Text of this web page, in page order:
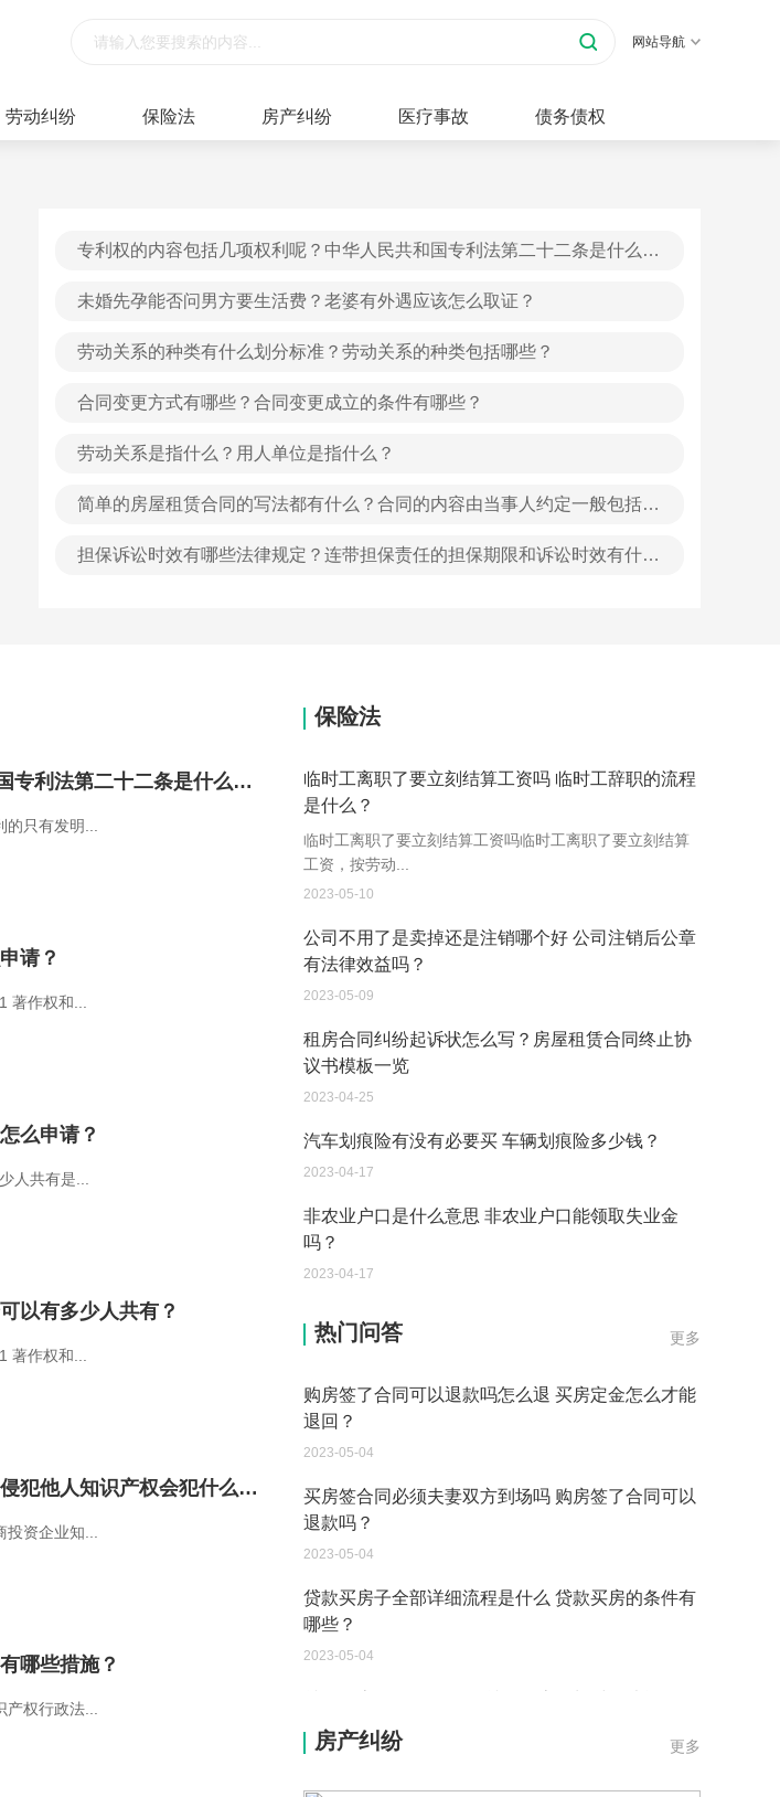
网站导航
劳动纠纷 保险法 房产纠纷 医疗事故 债务债权
未婚先孕能否问男方要生活费？老婆有外遇应该怎么取证？
专利权的内容包括几项权利呢？中华人民共和国专利法第二十二条是什么内
容？
未婚先孕能否问男方要生活费？老婆有外遇应该怎么取证？
劳动关系的种类有什么划分标准？劳动关系的种类包括哪些？
合同变更方式有哪些？合同变更成立的条件有哪些？
劳动关系是指什么？用人单位是指什么？
简单的房屋租赁合同的写法都有什么？合同的内容由当事人约定一般包括哪
些条款？
担保诉讼时效有哪些法律规定？连带担保责任的担保期限和诉讼时效有什么
专利权的内容包括几项权利呢？中华人民共和国专利法第二十二条是什么内容？
只有发明...
请？
著作权和...
么申请？
人共有是...
以有多少人共有？
著作权和...
依法保护外商投资企业知识产权的途径有哪些 侵犯他人知识产权会犯什么罪？
资企业知...
哪些措施？
权行政法...
保险法
临时工离职了要立刻结算工资吗 临时工辞职的流程
是什么？
临时工离职了要立刻结算工资吗临时工离职了要立刻结算
工资，按劳动...
2023-05-10
公司不用了是卖掉还是注销哪个好 公司注销后公章
有法律效益吗？
2023-05-09
租房合同纠纷起诉状怎么写？房屋租赁合同终止协
议书模板一览
2023-04-25
汽车划痕险有没有必要买 车辆划痕险多少钱？
2023-04-17
非农业户口是什么意思 非农业户口能领取失业金
吗？
2023-04-17
更多
热门问答
么才能退回方法有哪些？
购房签了合同可以退款吗怎么退 买房定金怎么才能
退回？
2023-05-04
买房签合同必须夫妻双方到场吗 购房签了合同可以
退款吗？
2023-05-04
贷款买房子全部详细流程是什么 贷款买房的条件有
哪些？
2023-05-04
账？
2023-05-04
更多
房产纠纷